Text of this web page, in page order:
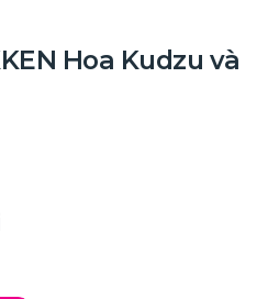
Hoa Kudzu và